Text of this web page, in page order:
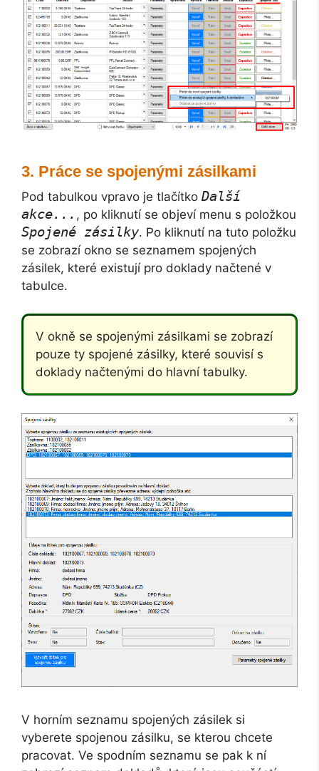
Práce se spojenými zásilkami
Pod tabulkou vpravo je tlačítko Další
akce... , po kliknutí se objeví menu s položkou
Spojené zásilky. Po kliknutí na tuto položku
se zobrazí okno se seznamem spojených
zásilek, které existují pro doklady načtené v
tabulce.
V okně se spojenými zásilkami se zobrazí
pouze ty spojené zásilky, které souvisí s
doklady načtenými do hlavní tabulky.
V horním seznamu spojených zásilek si
vyberete spojenou zásilku, se kterou chcete
pracovat. Ve spodním seznamu se pak k ní